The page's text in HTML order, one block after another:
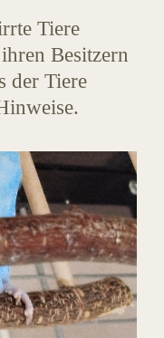
Tiere
Besitzern
der Tiere